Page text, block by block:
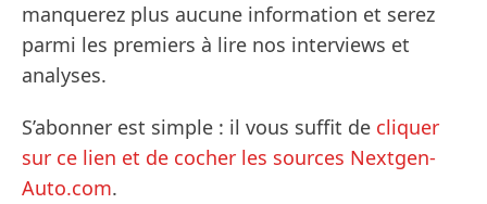
manquerez plus aucune information et serez
parmi les premiers à lire nos interviews et
analyses.
S’abonner est simple : il vous suffit de cliquer
sur ce lien et de cocher les sources Nextgen-
Auto.com.